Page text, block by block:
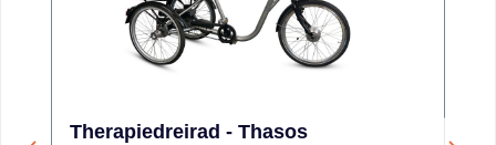
Therapiedreirad - Thasos